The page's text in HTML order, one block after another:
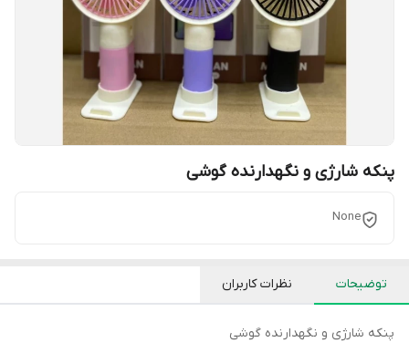
پنکه شارژی و نگهدارنده گوشی
None
توضیحات نظرات کاربران
پنکه شارژی و نگهدارنده گوشی